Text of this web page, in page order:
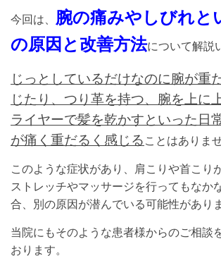
今回は、 腕の痛みやしびれと
の原因と改善方法について解説
じっとしているだけなのに腕が重
じたり、つり革を持つ、腕を上に
ライヤーで髪を乾かすといった日
が痛く重だるく感じることはありま
このような症状があり、肩こりや首こり
ストレッチやマッサージを行ってもなか
合、別の原因が潜んでいる可能性がありま
当院にもそのような患者様からのご相談
おります。